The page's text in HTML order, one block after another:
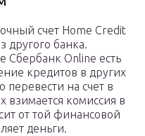
счет Home Credit
другого банка.
Сбербанк Online есть
кредитов в других
на счет в
взимается комиссия в
от той финансовой
деньги.